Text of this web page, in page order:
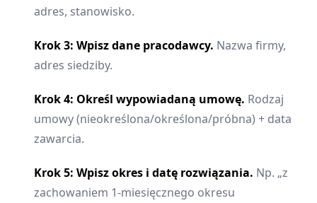
adres, stanowisko.
Krok 3: Wpisz dane pracodawcy. Nazwa firmy,
adres siedziby.
Krok 4: Określ wypowiadaną umowę. Rodzaj
umowy (nieokreślona/określona/próbna) + data
zawarcia.
Krok 5: Wpisz okres i datę rozwiązania. Np. „z
zachowaniem 1-miesięcznego okresu